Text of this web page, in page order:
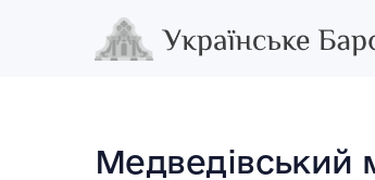
Медведівський